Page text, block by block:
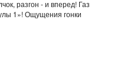
разгон - и вперед! Газ
1»! Ощущения гонки